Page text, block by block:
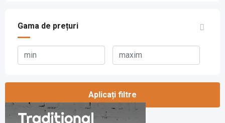
Gama de prețuri
Aplicați filtre